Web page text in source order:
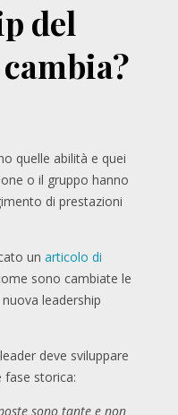
del
quelle abilità e quei
o il gruppo hanno
di prestazioni
un articolo di
sono cambiate le
leadership
deve sviluppare
storica:
sono tante e non